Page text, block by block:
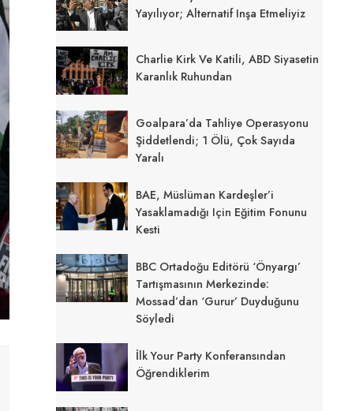
Yayılıyor; Alternatif Inşa Etmeliyiz
Charlie Kirk Ve Katili, ABD Siyasetin
Karanlık Ruhundan
Goalpara’da Tahliye Operasyonu
Şiddetlendi; 1 Ölü, Çok Sayıda
Yaralı
BAE, Müslüman Kardeşler’i
Yasaklamadığı Için Eğitim Fonunu
Kesti
BBC Ortadoğu Editörü ‘önyargı’
Tartışmasının Merkezinde:
Mossad’dan ‘gurur’ Duyduğunu
Söyledi
İlk Your Party Konferansından
Öğrendiklerim